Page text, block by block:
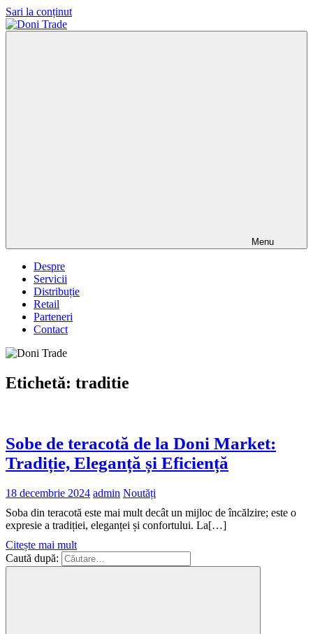
Sari la conținut
Menu
Despre
Servicii
Distribuție
Retail
Parteneri
Contact
Etichetă: traditie
Sobe de teracotă de la Doni Market:
Tradiție, Eleganță și Eficiență
18 decembrie 2024 admin Noutăți
Soba din teracotă este mai mult decât un mijloc de încălzire; este o
expresie a tradiției, eleganței și confortului. La[…]
Citește mai mult
Caută după: